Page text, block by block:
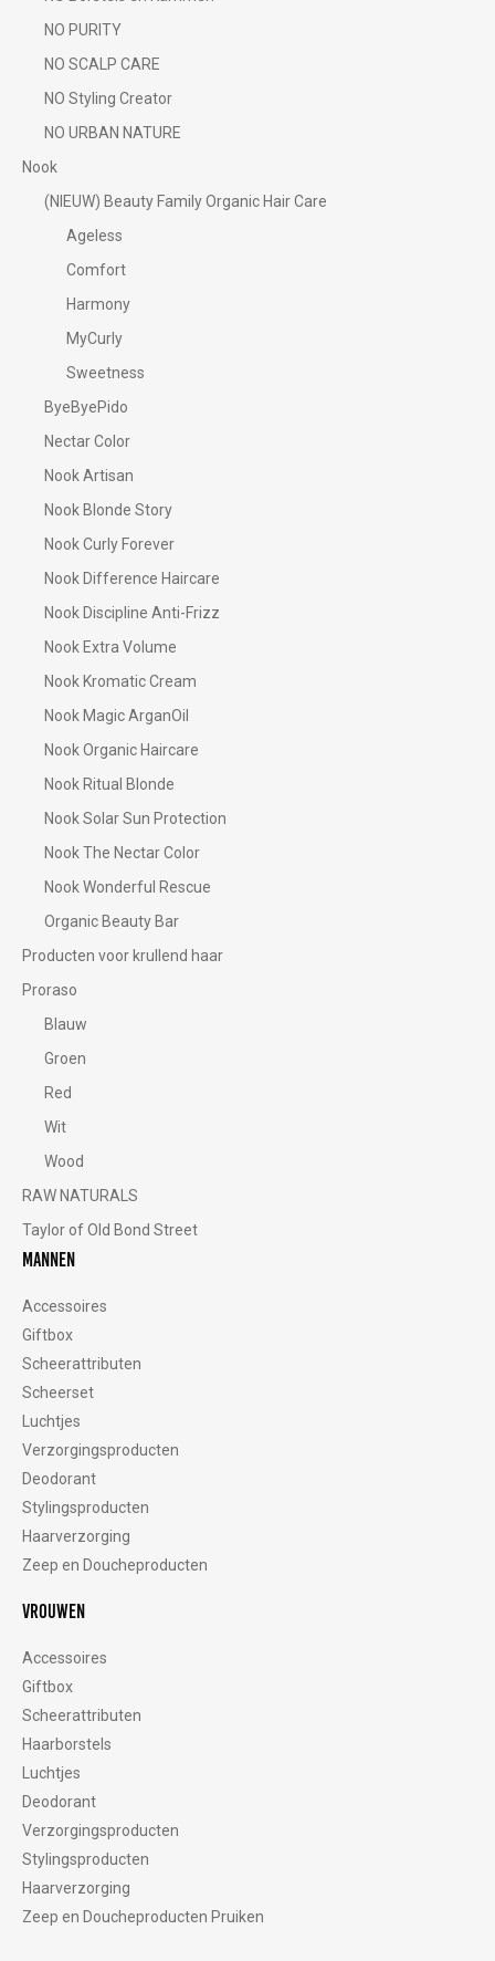
NO PURITY
NO SCALP CARE
NO Styling Creator
NO URBAN NATURE
Nook
(NIEUW) Beauty Family Organic Hair Care
Ageless
Comfort
Harmony
MyCurly
Sweetness
ByeByePido
Nectar Color
Nook Artisan
Nook Blonde Story
Nook Curly Forever
Nook Difference Haircare
Nook Discipline Anti-Frizz
Nook Extra Volume
Nook Kromatic Cream
Nook Magic ArganOil
Nook Organic Haircare
Nook Ritual Blonde
Nook Solar Sun Protection
Nook The Nectar Color
Nook Wonderful Rescue
Organic Beauty Bar
Producten voor krullend haar
Proraso
Blauw
Groen
Red
Wit
Wood
RAW NATURALS
Taylor of Old Bond Street
Mannen
Accessoires
Giftbox
Scheerattributen
Scheerset
Luchtjes
Verzorgingsproducten
Deodorant
Stylingsproducten
Haarverzorging
Zeep en Doucheproducten
Vrouwen
Accessoires
Giftbox
Scheerattributen
Haarborstels
Luchtjes
Deodorant
Verzorgingsproducten
Stylingsproducten
Haarverzorging
Zeep en Doucheproducten Pruiken